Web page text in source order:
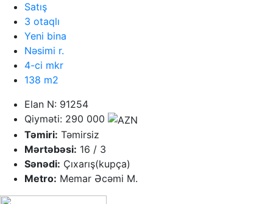
Satış
3 otaqlı
Yeni bina
Nəsimi r.
4-ci mkr
138 m2
Elan N: 91254
Qiyməti: 290 000
Təmiri: Təmirsiz
Mərtəbəsi: 16 / 3
Sənədi: Çıxarış(kupça)
Metro: Memar Əcəmi M.